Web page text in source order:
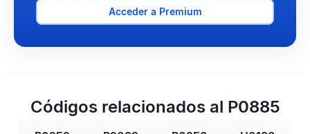
Acceder a Premium
Códigos relacionados al P0885